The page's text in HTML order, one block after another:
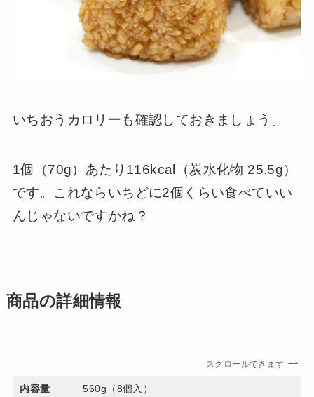
いちおうカロリーも確認しておきましょう。
1個（70g）あたり116kcal（炭水化物 25.5g）
です。これならいちどに2個くらい食べていい
んじゃないですかね？
商品の詳細情報
スクロールできます
内容量 560g（8個入）